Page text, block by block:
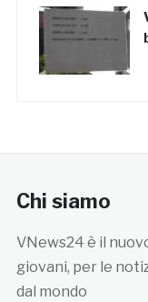
Chi siamo
VNews24 è il
giovani, per le
dal mondo